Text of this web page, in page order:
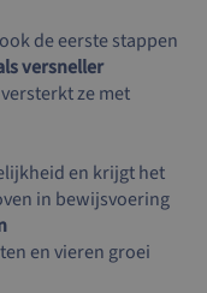
de eerste stappen
versneller
ze met
en krijgt het
in bewijsvoering
en vieren groei